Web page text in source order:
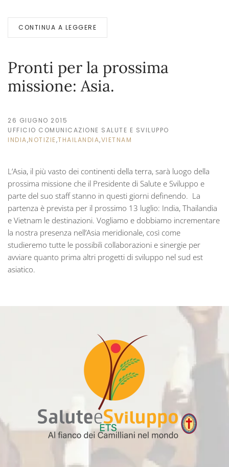
CONTINUA A LEGGERE
Pronti per la prossima
missione: Asia.
26 GIUGNO 2015
UFFICIO COMUNICAZIONE SALUTE E SVILUPPO
INDIA,NOTIZIE,THAILANDIA,VIETNAM
L’Asia, il più vasto dei continenti della terra, sarà luogo della
prossima missione che il Presidente di Salute e Sviluppo e
parte del suo staff stanno in questi giorni definendo. La
partenza è prevista per il prossimo 13 luglio: India, Thailandia
e Vietnam le destinazioni. Vogliamo e dobbiamo incrementare
la nostra presenza nell’Asia meridionale, così come
studieremo tutte le possibili collaborazioni e sinergie per
avviare quanto prima altri progetti di sviluppo nel sud est
asiatico.